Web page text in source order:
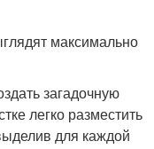
максимально
загадочную
легко разместить
для каждой